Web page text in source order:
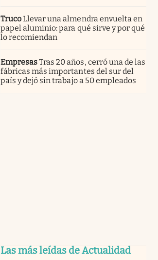
TrucoLlevar una almendra envuelta en
papel aluminio: para qué sirve y por qué
lo recomiendan
EmpresasTras 20 años, cerró una de las
fábricas más importantes del sur del
país y dejó sin trabajo a 50 empleados
Las más leídas de Actualidad